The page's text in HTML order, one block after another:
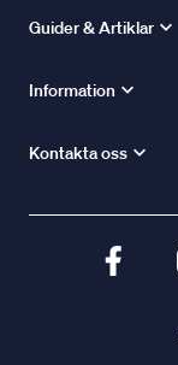
Guider & Artiklar
Information
Kontakta oss